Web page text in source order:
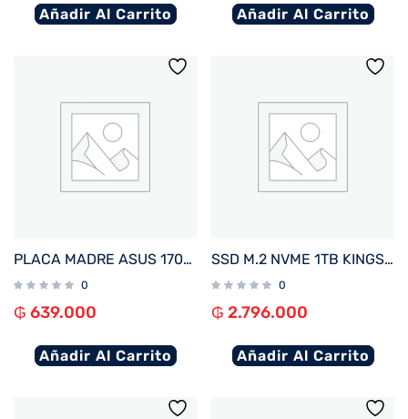
Añadir Al Carrito Añadir Al Carrito
PLACA MADRE ASUS 1700 H610M-F D4 R2.0 PRIME S/R/HDMI/M2/USB3.2/MATX
0
₲ 639.000
Añadir Al Carrito
SSD M.2 NVME 1TB KINGSTON FURY RENEGADE C/DISIPADOR TERMICO SFYRSK/1000G 7300/6000 PCIE 4.
0
₲ 2.796.000
Añadir Al Carrito